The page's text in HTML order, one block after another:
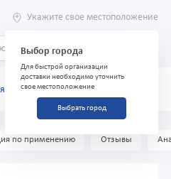
Укажите свое местоположение
Выбор города
Для быстрой организации
доставки необходимо уточнить
свое местоположение
Выбрать город
детский Jonny Protective KF 94, №1
по применению Отзывы